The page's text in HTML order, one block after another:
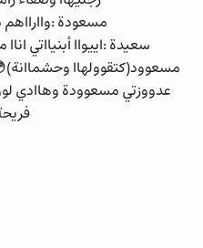
مسعودة
سعيدة :اييواا أبنيااتي
مسعوود(كتقوولهاا
عدووزتي مسعوودة وهاادي